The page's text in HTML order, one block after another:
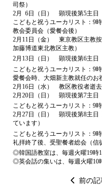
司祭）
2月 6日（日） 顕現後第5主日
こどもと祝うユーカリスト：9
教会委員会（愛餐会後）
2月11日（金） 東京教区主教按
加藤博道東北教区主教）
2月13日（日） 顕現後第6主日
こどもと祝うユーカリスト：9
愛餐会時、大畑新主教就任のお
2月16日（水） 教区教役者逝
2月20日（日） 顕現後第7主日
こどもと祝うユーカリスト：9
2月27日（日） 顕現後第8主日
ています）
こどもと祝うユーカリスト：9
礼拝終了後、受聖餐者総会（信
◎韓国語教室は、毎週火曜19時
◎英会話の集いは、毎週火曜10
前の記